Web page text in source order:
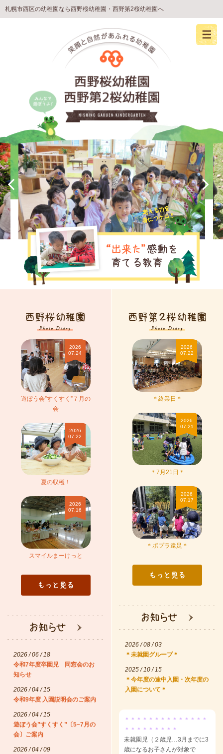
札幌市西区の幼稚園なら西野桜幼稚園・西野第2桜幼稚園へ
2026
07.24
遊ぼう会”すくすく”７月の会
遊ぼう会”すくすく”７月の
会
2026
07.22
夏の収穫！
2026
07.16
スマイルまーけっと
スマイルまーけっと
2026 / 06 / 18
令和7年度卒園児 同窓会のお
知らせ
2026 / 04 / 15
令和9年度 入園説明会のご案内
2026 / 04 / 15
遊ぼう会”すくすく”〔5~7月の
会〕ご案内
2026 / 04 / 09
2026
07.22
＊終業日＊
2026
07.21
＊7月21日＊
2026
07.17
＊ポプラ遠足＊
2026 / 08 / 03
＊未就園グループ＊
2025 / 10 / 15
＊今年度の途中入園・次年度の
入園について＊
＊＊＊＊＊＊＊＊＊＊＊＊＊＊
＊＊＊＊＊＊＊＊＊
未就園児（２歳児…3月までに3
歳になるお子さんが対象で